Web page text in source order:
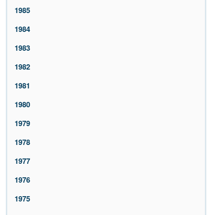
1985
1984
1983
1982
1981
1980
1979
1978
1977
1976
1975